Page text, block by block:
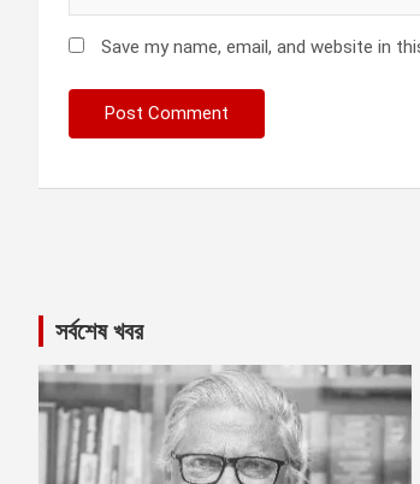
Save my name, email, and website in
সর্বশেষ খবর